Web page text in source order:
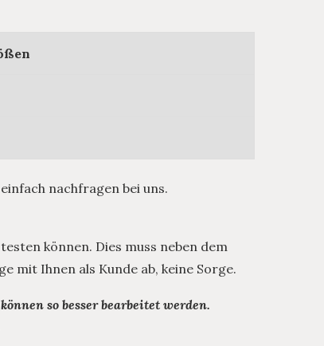
nachfragen bei uns.
können. Dies muss neben dem
mit Ihnen als Kunde ab, keine Sorge.
so besser bearbeitet werden.